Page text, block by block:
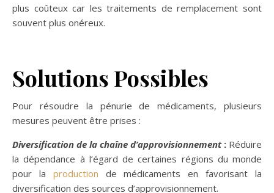
plus coûteux car les traitements de remplacement sont
souvent plus onéreux.
Solutions Possibles
Pour résoudre la pénurie de médicaments, plusieurs
mesures peuvent être prises :
Diversification de la chaîne d’approvisionnement: Réduire
la dépendance à l’égard de certaines régions du monde
pour la production de médicaments en favorisant la
diversification des sources d’approvisionnement.